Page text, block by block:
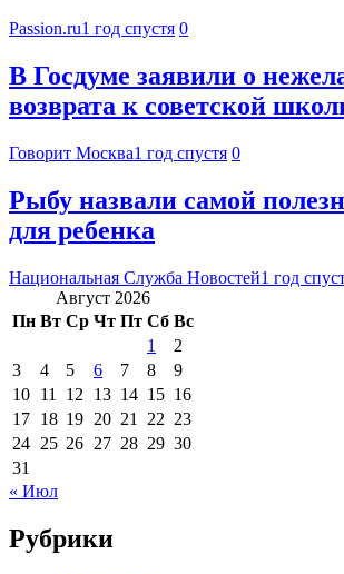
Passion.ru1 год спустя 0
В Госдуме заявили о
возврата к советской
Говорит Москва1 год спустя 0
Рыбу назвали самой
для ребенка
Национальная Служба Новостей1 год
Август 2026
Пн Вт Ср Чт Пт Сб Вс
1
2
3
4 5 6 7 8
9
10 11 12 13 14 15 16
17 18 19 20 21 22 23
24 25 26 27 28 29 30
31
« Июл
Рубрики